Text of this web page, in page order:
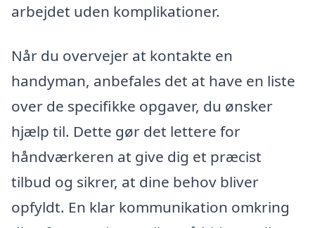
arbejdet uden komplikationer.
Når du overvejer at kontakte en
handyman, anbefales det at have en liste
over de specifikke opgaver, du ønsker
hjælp til. Dette gør det lettere for
håndværkeren at give dig et præcist
tilbud og sikrer, at dine behov bliver
opfyldt. En klar kommunikation omkring